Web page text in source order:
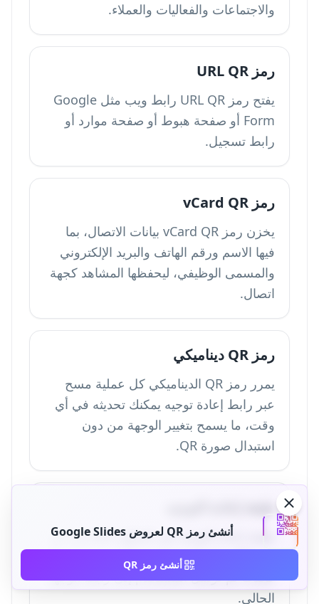
والاجتماعات والفعاليات والعملاء.
رمز URL QR
يفتح رمز URL QR رابط ويب مثل Google
Form أو صفحة هبوط أو صفحة موارد أو
رابط تسجيل.
رمز vCard QR
يخزن رمز vCard QR بيانات الاتصال، بما
فيها الاسم ورقم الهاتف والبريد الإلكتروني
والمسمى الوظيفي، ليحفظها المشاهد كجهة
اتصال.
رمز QR ديناميكي
يمرر رمز QR الديناميكي كل عملية مسح
عبر رابط إعادة توجيه يمكنك تحديثه في أي
وقت، ما يسمح بتغيير الوجهة من دون
استبدال صورة QR.
طبقة إعادة التوجيه هي المكوّن الخادمي في
رمز QR ديناميكي، تعترض كل مسح وتسجله
كحدث ثم ترسل المستخدم إلى رابط الوجهة
الحالي.
أنشئ رمز QR لعروض Google Slides
أنشئ رمز QR